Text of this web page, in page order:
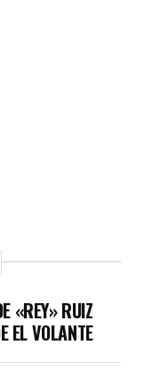
«REY» RUIZ
EL VOLANTE